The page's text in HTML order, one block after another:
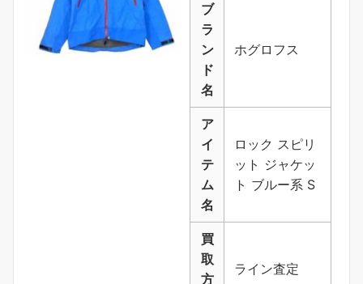
ブ
ラ
ン
ド
名
ホグロフス
ア
イ
テ
ム
名
ロック スピリ
ット ジャケッ
ト ブルー系 S
買
取
方
ライン査定